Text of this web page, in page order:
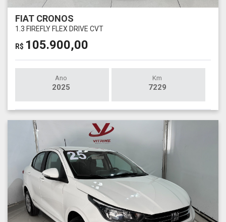
FIAT CRONOS
1.3 FIREFLY FLEX DRIVE CVT
R$ 105.900,00
Ano
2025
Km
7229